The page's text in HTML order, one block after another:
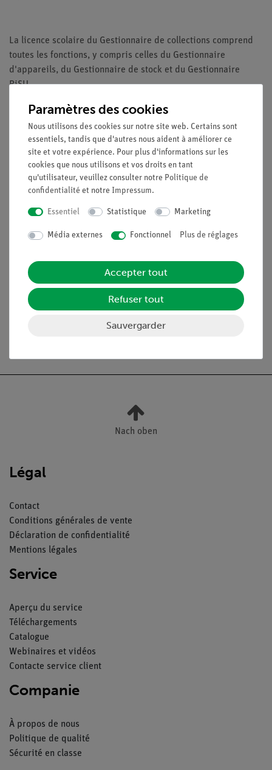
La licence scolaire du Gestionnaire de collections comprend
toutes les fonctions, y compris celles du Gestionnaire
d'appareils, du Gestionnaire de stock et du Gestionnaire
RiSU.
Caractéristiques techniques
Licence d'école pour jusqu'à 20 enseignants
Accès à tous les contenus
Basé sur un navigateur
Médias / Téléchargements
Nach oben
Légal
Contact
Conditions générales de vente
Déclaration de confidentialité
Mentions légales
Service
Aperçu du service
Téléchargements
Catalogue
Webinaires et vidéos
Contacte service client
Companie
À propos de nous
Politique de qualité
Sécurité en classe
Paramètres des cookies
Nous utilisons des cookies sur notre site web. Certains sont
essentiels, tandis que d'autres nous aident à améliorer ce
site et votre expérience. Pour plus d'informations sur les
cookies que nous utilisons et vos droits en tant
qu'utilisateur, veuillez consulter notre Politique de
confidentialité et notre Impressum.
Essentiel Statistique Marketing
Média externes Fonctionnel Plus de réglages
Accepter tout
Refuser tout
Sauvergarder